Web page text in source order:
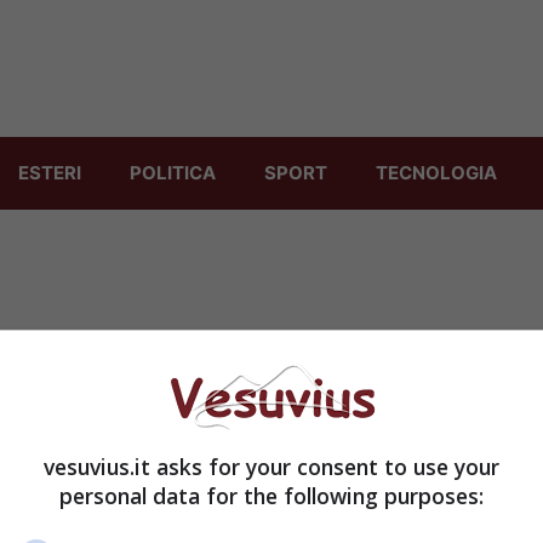
ESTERI POLITICA SPORT TECNOLOGIA
vesuvius.it asks for your consent to use your
personal data for the following purposes: